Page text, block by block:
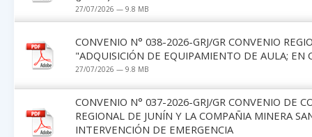
27/07/2026 — 9.8 MB
CONVENIO N° 038-2026-GRJ/GR CONVENIO
"ADQUISICIÓN DE EQUIPAMIENTO DE AULA; EN
27/07/2026 — 9.8 MB
CONVENIO N° 037-2026-GRJ/GR CONVENIO DE
REGIONAL DE JUNÍN Y LA COMPAÑIA MINERA
INTERVENCIÓN DE EMERGENCIA